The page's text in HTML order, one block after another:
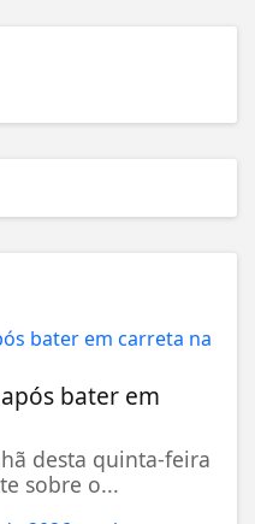
bater em
desta quinta-feira
sobre o...